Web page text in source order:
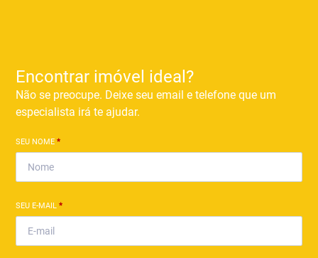
Encontrar imóvel ideal?
Não se preocupe. Deixe seu email e telefone que um
especialista irá te ajudar.
SEU NOME*
SEU E-MAIL*